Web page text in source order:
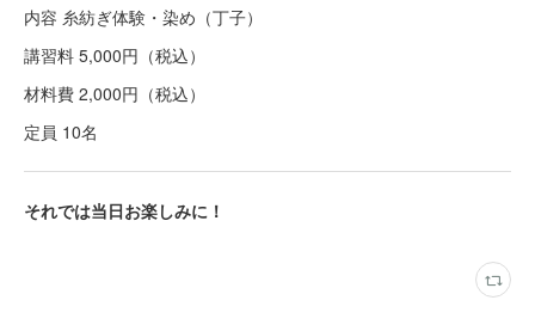
内容 糸紡ぎ体験・染め（丁子）
講習料 5,000円（税込）
材料費 2,000円（税込）
定員 10名
それでは当日お楽しみに！